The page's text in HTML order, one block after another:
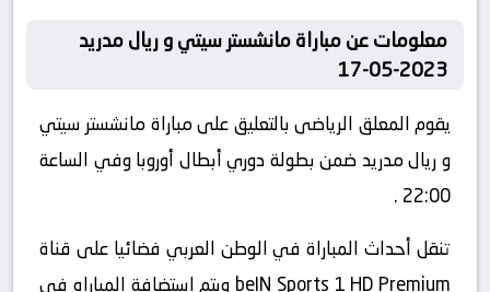
معلومات عن مباراة مانشستر سيتي و ريال مدريد
2023-05-17
يقوم المعلق الرياضى بالتعليق على مباراة مانشستر سيتي
و ريال مدريد ضمن بطولة دوري أبطال أوروبا وفي الساعة
22:00 .
تنقل أحداث المباراة في الوطن العربي فضائيا على قناة
beIN Sports 1 HD Premium ويتم إستضافة المباراه في